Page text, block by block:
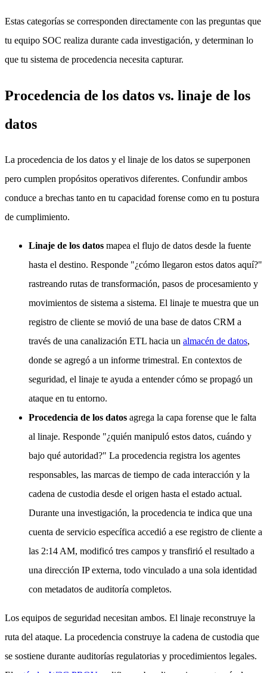
Estas categorías se corresponden directamente con las preguntas que
tu equipo SOC realiza durante cada investigación, y determinan lo
que tu sistema de procedencia necesita capturar.
Procedencia de los datos vs. linaje de los
datos
La procedencia de los datos y el linaje de los datos se superponen
pero cumplen propósitos operativos diferentes. Confundir ambos
conduce a brechas tanto en tu capacidad forense como en tu postura
de cumplimiento.
Linaje de los datos mapea el flujo de datos desde la fuente
hasta el destino. Responde "¿cómo llegaron estos datos aquí?"
rastreando rutas de transformación, pasos de procesamiento y
movimientos de sistema a sistema. El linaje te muestra que un
registro de cliente se movió de una base de datos CRM a
través de una canalización ETL hacia un almacén de datos,
donde se agregó a un informe trimestral. En contextos de
seguridad, el linaje te ayuda a entender cómo se propagó un
ataque en tu entorno.
Procedencia de los datos agrega la capa forense que le falta
al linaje. Responde "¿quién manipuló estos datos, cuándo y
bajo qué autoridad?" La procedencia registra los agentes
responsables, las marcas de tiempo de cada interacción y la
cadena de custodia desde el origen hasta el estado actual.
Durante una investigación, la procedencia te indica que una
cuenta de servicio específica accedió a ese registro de cliente a
las 2:14 AM, modificó tres campos y transfirió el resultado a
una dirección IP externa, todo vinculado a una sola identidad
con metadatos de auditoría completos.
Los equipos de seguridad necesitan ambos. El linaje reconstruye la
ruta del ataque. La procedencia construye la cadena de custodia que
se sostiene durante auditorías regulatorias y procedimientos legales.